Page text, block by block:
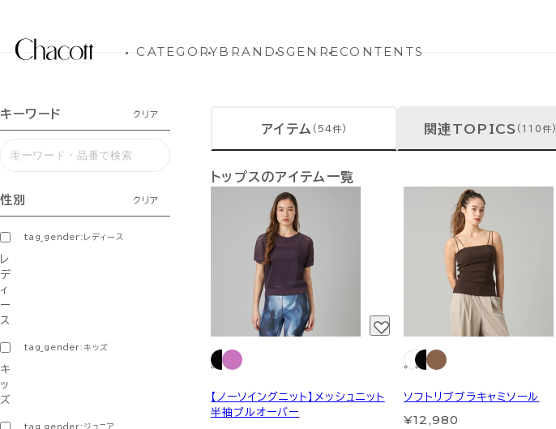
CATEGORYBRANDSGENRECONTENTS
キーワード クリア
性別 クリア
tag_gender:レディース
レ
デ
ィ
ー
ス
tag_gender:キッズ
キ
ッ
ズ
tag_gender:ジュニア
アイテム (54件) 関連TOPICS (110件)
トップスのアイテム一覧
【ノーソイングニット】メッシュニット
半袖プルオーバー
ソフトリブブラキャミソール
¥12,980